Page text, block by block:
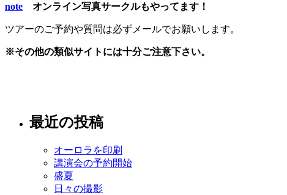
note オンライン写真サークルもやってます！
ツアーのご予約や質問は必ずメールでお願いします。
※その他の類似サイトには十分ご注意下さい。
最近の投稿
オーロラを印刷
講演会の予約開始
盛夏
日々の撮影